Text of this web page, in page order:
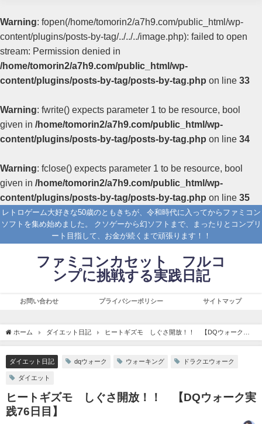
Warning: fopen(/home/tomorin2/a7h9.com/public_html/wp-
content/plugins/posts-by-tag/../../../image.php): failed to open
stream: Permission denied in
/home/tomorin2/a7h9.com/public_html/wp-
content/plugins/posts-by-tag/posts-by-tag.php on line 33
Warning: fwrite() expects parameter 1 to be resource, bool
given in /home/tomorin2/a7h9.com/public_html/wp-
content/plugins/posts-by-tag/posts-by-tag.php on line 34
Warning: fclose() expects parameter 1 to be resource, bool
given in /home/tomorin2/a7h9.com/public_html/wp-
content/plugins/posts-by-tag/posts-by-tag.php on line 35
レトロゲーム大好きな50歳のともきちが、令和時代に入ってからファミコン
ソフトを集め始めました。 クソゲーから幻ソフトまで、まったりとコンプリ
ート目指して、お金が続くまで頑張ります！！
ファミコンカセット フルコ
ンプに挑戦する実践日記
お問い合わせ プライバシーポリシー サイトマップ
ホーム ダイエット日記
ヒートギズモ しぐさ開放！！ 【DQウォーク実
践76日目】
ダイエット日記 dqウォーク ウォーキング ドラクエウォーク
ダイエット
ヒートギズモ しぐさ開放！！ 【DQウォーク実
践76日目】